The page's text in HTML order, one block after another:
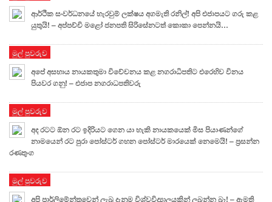
ආර්ථික සංවර්ධනයේ හැරවුම් ලක්ෂය අගමැති රනිල්! අපි එජාපයට ගරු කළ
යුතුයි! – අප්පච්චි මළෝ ජනපති සිරිසේනටත් කොකා පෙන්නයි…
මුල් පුවරුව
අපේ අසහාය නායකතුමා විවේචනය කළ නගරාධිපතිට එරෙහිව විනය
පියවර ගනු! – එජාප නගරාධපතිවරු
මුල් පුවරුව
අද රටට ඕන රට ඉදිරියට ගෙන යා හැකි නායකයෙක් මිස පියාණන්ගේ
නාමයෙන් රට පුරා පෝස්ටර් ගහන පෝස්ටර් මාරයෙක් නෙමෙයි! – ප්‍රසන්න
රණතුංග
මුල් පුවරුව
අපි පාර්ලිමේන්තුවෙන් ලැබූ දැනුම විශ්වවිද්‍යාලයකින් ලබන්න බෑ! – ඇමති